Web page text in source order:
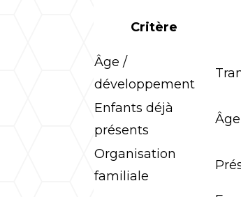
Critère
Âge /
développement
Enfants déjà
présents
Organisation
familiale